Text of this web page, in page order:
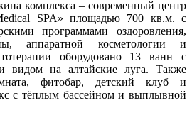
комплекса – современный центр
SPA» площадью 700 кв.м. с
программами оздоровления,
аппаратной косметологии и
оборудовано 13 ванн с
видом на алтайские луга. Также
фитобар, детский клуб и
с тёплым бассейном и выплывной